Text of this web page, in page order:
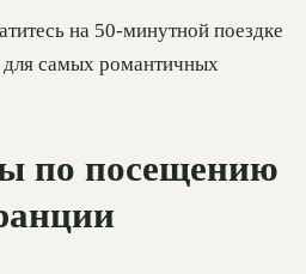
на 50-минутной поездке
самых романтичных
по посещению